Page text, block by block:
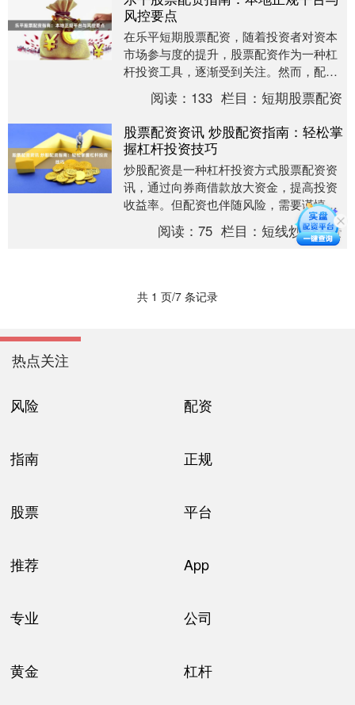
风控要点
在乐平短期股票配资，随着投资者对资本
市场参与度的提升，股票配资作为一种杠
杆投资工具，逐渐受到关注。然而，配资
市场鱼龙混杂，如何识别本地正规平台并
掌握风控要点，成....
阅读： 133 栏目：短期股票配资
股票配资资讯 炒股配资指南：轻松掌
握杠杆投资技巧
炒股配资是一种杠杆投资方式股票配资资
讯，通过向券商借款放大资金，提高投资
收益率。但配资也伴随风险，需要谨慎操
作。 股票配资吧拥有完善的风控体系，严
格审核配资申请....
阅读：75 栏目：短线炒股配资
共 1 页/7 条记录
热点关注
风险 配资
指南 正规
股票 平台
推荐 App
专业 公司
黄金 杠杆